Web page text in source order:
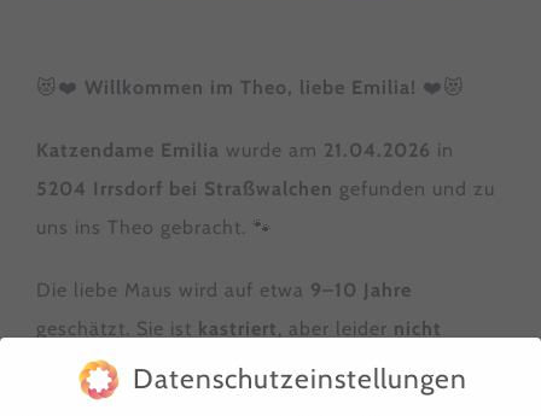
😻❤️ Willkommen im Theo, liebe Emilia! ❤️😻
Katzendame Emilia wurde am 21.04.2026 in
5204 Irrsdorf bei Straßwalchen gefunden und zu
uns ins Theo gebracht. 🐾
Die liebe Maus wird auf etwa 9–10 Jahre
geschätzt. Sie ist kastriert, aber leider nicht
gechipt, wodurch die Suche nach ihren Menschen
erschwert wird. 😔
Datenschutzeinstellungen